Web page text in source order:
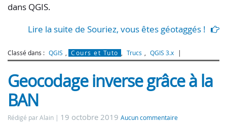
dans QGIS.
Lire la suite de Souriez, vous êtes géotaggés !
Classé dans : QGIS Cours et Tuto Trucs QGIS 3.x
Geocodage inverse grâce à la
BAN
Rédigé par Alain 19 octobre 2019 Aucun commentaire